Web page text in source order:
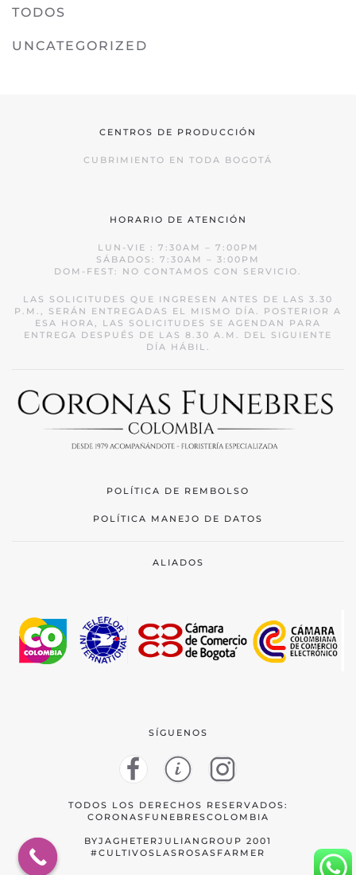
TODOS
UNCATEGORIZED
CENTROS DE PRODUCCIÓN
CUBRIMIENTO EN TODA BOGOTÁ
HORARIO DE ATENCIÓN
LUN-VIE : 7:30AM – 7:00PM
SÁBADOS: 7:30AM – 3:00PM
DOM-FEST: NO CONTAMOS CON SERVICIO.
LAS SOLICITUDES QUE INGRESEN ANTES DE LAS 3.30
P.M., SERÁN ENTREGADAS EL MISMO DÍA. POSTERIOR A
ESA HORA, LAS SOLICITUDES SE AGENDAN PARA
ENTREGA DESPUÉS DE LAS 8.30 A.M. DEL SIGUIENTE
DÍA HÁBIL.
POLÍTICA DE REMBOLSO
POLÍTICA MANEJO DE DATOS
ALIADOS
SÍGUENOS
TODOS LOS DERECHOS RESERVADOS:
CORONASFUNEBRESCOLOMBIA
BYJAGHETERJULIANGROUP 2001
#CULTIVOSLASROSASFARMER